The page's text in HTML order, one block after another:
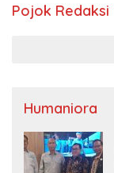
Pojok Redaksi
Humaniora